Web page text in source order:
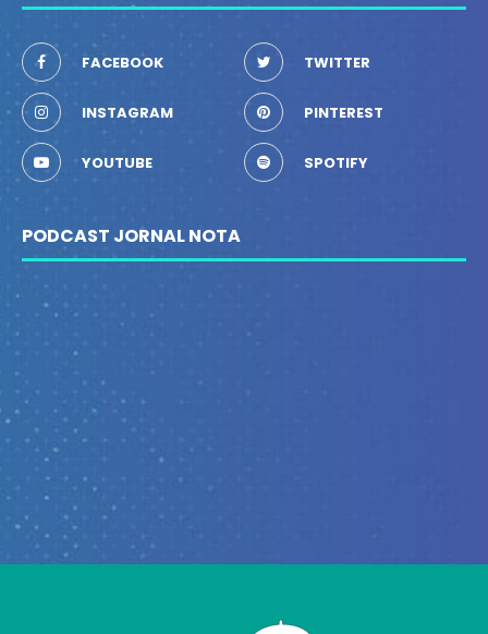
FACEBOOK TWITTER
INSTAGRAM PINTEREST
YOUTUBE SPOTIFY
PODCAST JORNAL NOTA